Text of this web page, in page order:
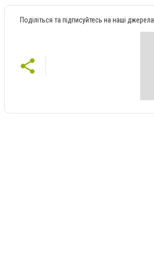
Поділіться та підписуйтесь на наші джерела